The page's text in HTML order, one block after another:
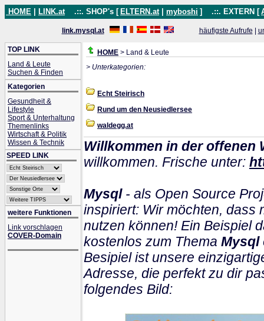
HOME LINK.at .::. SHOP's [ ELTERN.at myboshi ] .::. EXTERN [
link.mysql.at häufigste Aufrufe
TOP LINK
Land & Leute
Suchen & Finden
Kategorien
Gesundheit &
Lifestyle
Sport & Unterhaltung
Themenlinks
Wirtschaft & Politik
Wissen & Technik
SPEED LINK
weitere Funktionen
Link vorschlagen
COVER-Domain
HOME > Land & Leute
> Unterkategorien:
Echt Steirisch
Rund um den Neusiedlersee
waldegg.at
Willkommen in der offenen
willkommen. Frische unter:
Mysql- als Open Source
inspiriert: Wir möchten, dass
nutzen können! Ein Beispiel
kostenlos zum Thema Mysql
Besipiel ist unsere
Adresse, die perfekt zu dir
folgendes Bild: